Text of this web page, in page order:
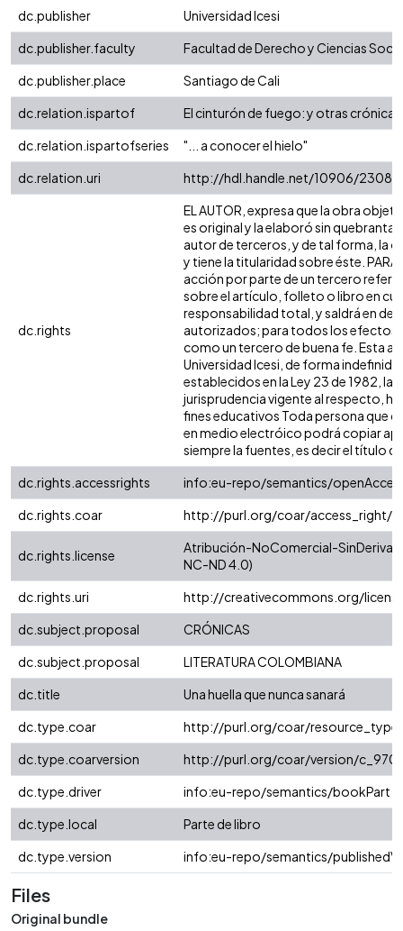
dc.publisher
Universidad Icesi
dc.publisher.faculty
Facultad de Derecho y Ciencias
dc.publisher.place
Santiago de Cali
dc.relation.ispartof
El cinturón de fuego: y otras crónicas
dc.relation.ispartofseries
"... a conocer el hielo"
dc.relation.uri
http://hdl.handle.net/10906/2308
dc.rights
EL AUTOR, expresa que la obra
es original y la elaboró sin
autor de terceros, y de tal forma, la
y tiene la titularidad sobre éste.
acción por parte de un tercero
sobre el artículo, folleto o libro en
responsabilidad total, y saldrá en
autorizados; para todos los efectos,
como un tercero de buena fe. Esta
Universidad Icesi, de forma
establecidos en la Ley 23 de 1982, la
jurisprudencia vigente al respecto,
fines educativos Toda persona que
en medio electróico podrá copiar
siempre la fuentes, es decir el título
dc.rights.accessrights
info:eu-repo/semantics/
dc.rights.coar
http://purl.org/coar/access_right/
dc.rights.license
Atribución-NoComercial-
NC-ND 4.0)
dc.rights.uri
http://creativecommons.org/
dc.subject.proposal
CRÓNICAS
dc.subject.proposal
LITERATURA COLOMBIANA
dc.title
Una huella que nunca sanará
dc.type.coar
http://purl.org/coar/
dc.type.coarversion
http://purl.org/coar/version/
dc.type.driver
info:eu-repo/semantics/bookPart
dc.type.local
Parte de libro
dc.type.version
info:eu-repo/semantics/
Files
Original bundle